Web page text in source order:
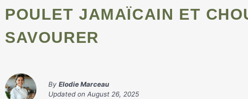
POULET JAMAÏCAIN ET CHOU : UN DÉLICE ÉPICÉ À
SAVOURER
By Elodie Marceau
Updated on August 26, 2025